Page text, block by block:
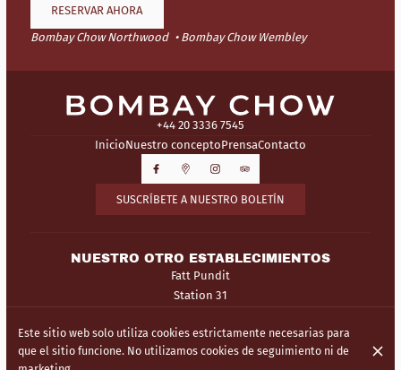
RESERVAR AHORA
Bombay Chow Northwood Bombay Chow Wembley
+44 20 3336 7545
InicioNuestro conceptoPrensaContacto
SUSCRÍBETE A NUESTRO BOLETÍN
NUESTRO OTRO ESTABLECIMIENTOS
Fatt Pundit
Station 31
© Bombay Chow 2026
Configuración de cookies
Este sitio web solo utiliza cookies estrictamente necesarias para
que el sitio funcione. No utilizamos cookies de seguimiento ni de